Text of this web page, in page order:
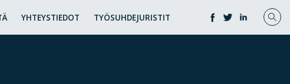
YHTEYSTIEDOT TYÖSUHDEJURISTIT